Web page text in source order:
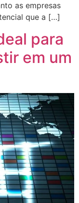
as empresas
que a […]
para
em um